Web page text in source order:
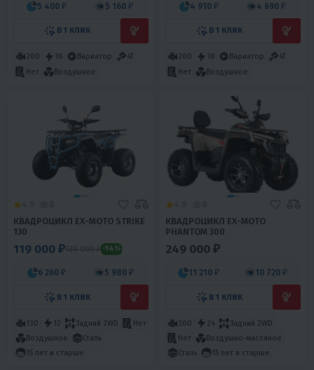
5 400 ₽ 5 160 ₽
В 1 КЛИК
200 16 Вариатор
4T
Нет
Воздушное
4 910 ₽ 4 690 ₽
В 1 КЛИК
200 18 Вариатор
4T
Нет
Воздушное
КВАДРОЦИКЛ EX-MOTO STRIKE
130
119 000 ₽139 000 ₽ -14%
6 260 ₽ 5 980 ₽
В 1 КЛИК
130 12 Задний 2WD
Нет
Воздушное
Сталь
15 лет и старше
КВАДРОЦИКЛ EX-MOTO
PHANTOM 300
249 000 ₽
11 210 ₽ 10 720 ₽
В 1 КЛИК
300 24
Задний 2WD
Нет
Воздушно-масляное
Сталь
15 лет и старше